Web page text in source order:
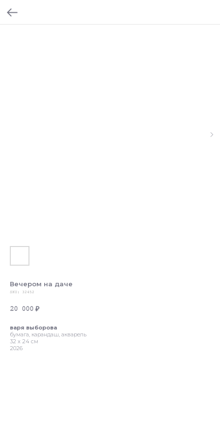
Вечером на даче
SKU: 32452
20 000 ₽
варя выборова
бумага, карандаш, акварель
32 х 24 см
2026